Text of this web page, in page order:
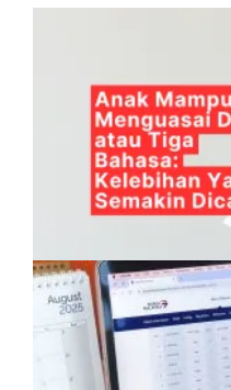
Anak Mampu
Bahasa: Kelebihan